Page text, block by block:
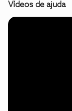
Vídeos de ajuda